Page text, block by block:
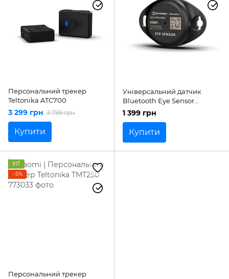
Персональний трекер
Teltonika ATC700
3 299 грн 3 799 грн
Купити
Універсальний датчик
Bluetooth Eye Sensor
Teltonika (BTSMP1)
1 399 грн
Купити
ХІТ
−5%
Персональний трекер